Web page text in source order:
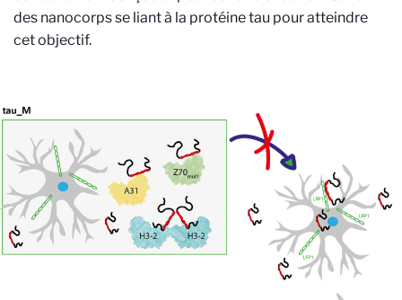
des nanocorps se liant à la protéine tau pour atteindre
cet objectif.